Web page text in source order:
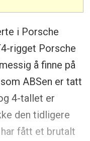
i Porsche
rigget Porsche
å finne på
ABSen er tatt
4-tallet er
den tidligere
fått et brutalt